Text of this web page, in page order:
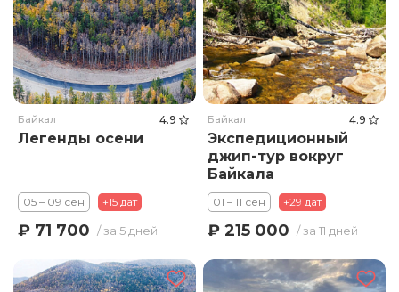
Байкал 4.9
Легенды осени
05 – 09 сен +15 дат
₽ 71 700 / за 5 дней
Байкал 4.9
Экспедиционный
джип-тур вокруг
Байкала
01 – 11 сен +29 дат
₽ 215 000 / за 11 дней